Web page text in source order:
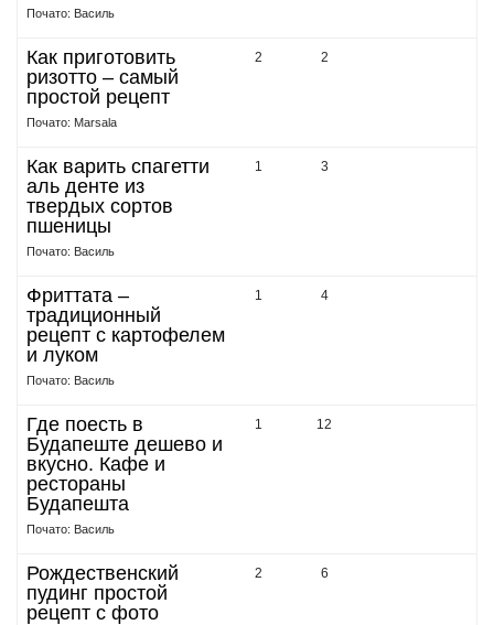
Почато: Василь
Как приготовить
ризотто – самый
простой рецепт
Почато: Marsala
2 2
Как варить спагетти
аль денте из
твердых сортов
пшеницы
Почато: Василь
1 3
Фриттата –
традиционный
рецепт с картофелем
и луком
Почато: Василь
1 4
Где поесть в
Будапеште дешево и
вкусно. Кафе и
рестораны
Будапешта
Почато: Василь
1 12
Рождественский
пудинг простой
рецепт с фото
2 6